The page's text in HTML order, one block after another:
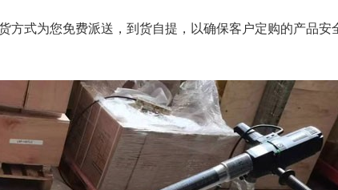
方式为您免费派送，到货自提，以确保客户定购的产品安